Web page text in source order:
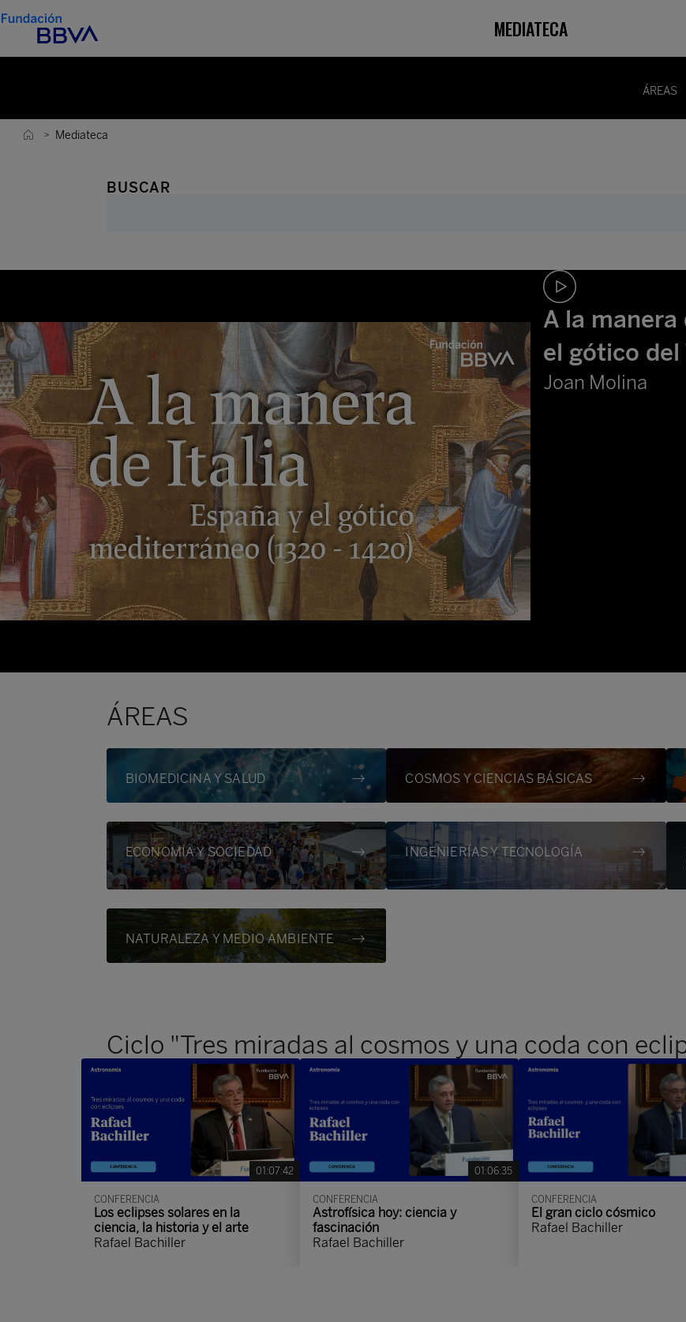
MEDIATECA
ÁREAS
> Mediateca
BUSCAR
A la
el gótico del
Joan Molina
ÁREAS
BIOMEDICINA Y SALUD COSMOS Y CIENCIAS BÁSICAS
ECONOMÍA Y SOCIEDAD INGENIERÍAS Y TECNOLOGÍA
NATURALEZA Y MEDIO AMBIENTE
Ciclo "Tres miradas al cosmos y una coda con
01:07:42
CONFERENCIA
Los eclipses solares en la
ciencia, la historia y el arte
Rafael Bachiller
01:06:35
CONFERENCIA
Astrofísica hoy: ciencia y
fascinación
Rafael Bachiller
CONFERENCIA
El gran ciclo cósmico
Rafael Bachiller